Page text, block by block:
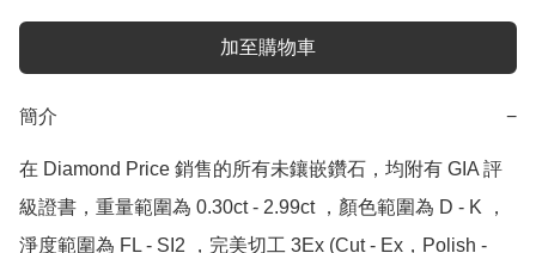
加至購物車
簡介 −
在 Diamond Price 銷售的所有未鑲嵌鑽石，均附有 GIA 評
級證書，重量範圍為 0.30ct - 2.99ct ，顏色範圍為 D - K ，
淨度範圍為 FL - SI2 ，完美切工 3Ex (Cut - Ex，Polish -